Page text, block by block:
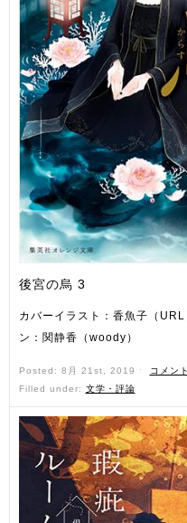
後宮の烏 3
カバーイラスト：香魚子（
ン：関静香（woody）
Posted: 8月 21st, 2019 ˑ
コメン
Filled under: 文学・評論